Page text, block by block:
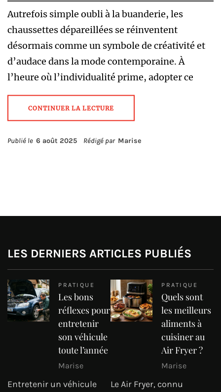
Autrefois simple oubli à la buanderie, les
chaussettes dépareillées se réinventent
désormais comme un symbole de créativité et
d’audace dans la mode contemporaine. À
l’heure où l’individualité prime, adopter ce
CONTINUER LA LECTURE
Publié le 6 août 2025 Rédigé par Marise
LES DERNIERS ARTICLES PUBLIÉS
PRATIQUE
Les bons
réflexes pour
entretenir
son véhicule
toute l’année
Marise
Entretenir un véhicule
PRATIQUE
Quels sont
les meilleurs
aliments à
cuisiner au
Air Fryer ?
Marise
Le Air Fryer, connu